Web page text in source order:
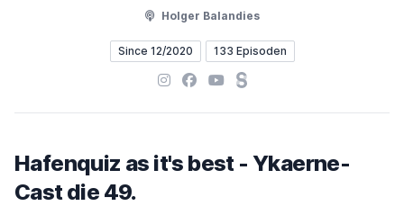
Holger Balandies
Since 12/2020 133 Episoden
Instagram
Facebook
YouTubeSteady
Hafenquiz as it's best - Ykaerne-
Cast die 49.